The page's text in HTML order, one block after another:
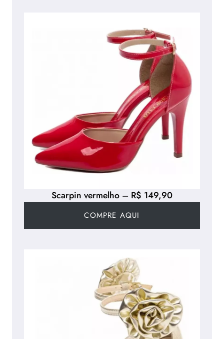
Scarpin vermelho – R$ 149,90
COMPRE AQUI